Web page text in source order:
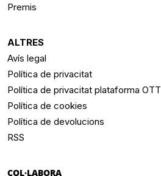
Premis
ALTRES
Avís legal
Política de privacitat
Política de privacitat plataforma OTT
Política de cookies
Política de devolucions
RSS
COL·LABORA